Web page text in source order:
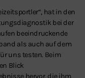
hat in den
bei der
beeindruckende
als auch auf dem
uns testen. Beim
Blick